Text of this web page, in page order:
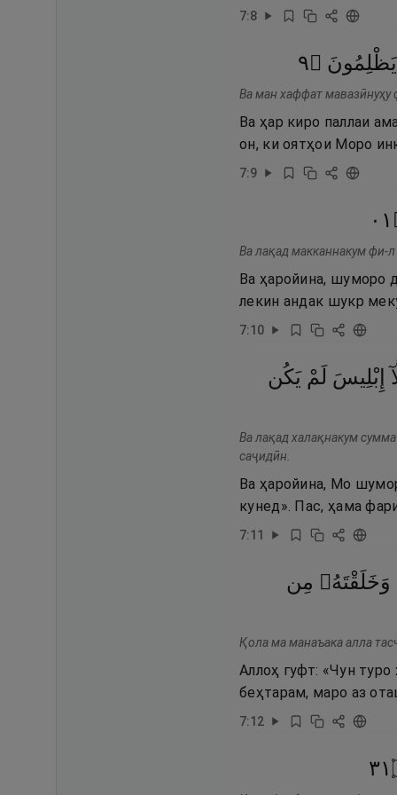
7:8
يَظْلِمُونَ ۝٩
Ва ман хаффат мавазӣнуҳу
Ва ҳар киро паллаи
он, ки оятҳои Моро
7:9
١٠
Ва лақад макканнакум фи-
Ва ҳаройина, шуморо
лекин андак шукр
7:10
إِبْلِيسَ لَمْ يَكُن
Ва лақад халақнакум
саҷидӣн.
Ва ҳаройина, Мо
кунед». Пас, ҳама
7:11
وَخَلَقْتَهُۥ مِن
Қола ма манаъака алла
Аллоҳ гуфт: «Чун
беҳтарам, маро аз
7:12
١٣